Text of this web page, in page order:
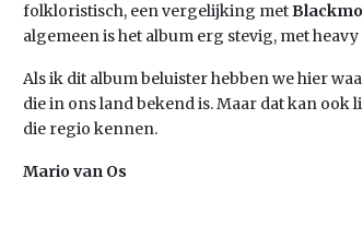
folkloristisch, een vergelijking met
algemeen is het album erg stevig, met
Als ik dit album beluister hebben we hier
die in ons land bekend is. Maar dat kan
die regio kennen.
Mario van Os